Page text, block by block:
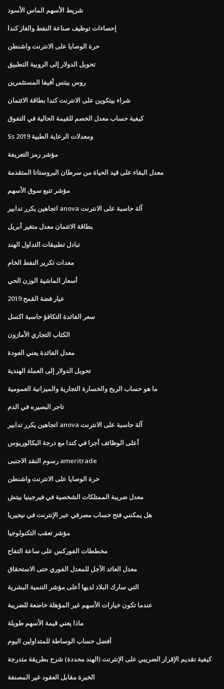
شريط الأسهم الماس الأسود
إحصاءات توظيف صناعة النفط والغاز كندا
حرة الوصايا على الانترنت واشنطن
تحويل الدولار إلى الروبية التطبيق
روس بيتس أفيفا المستثمرين
شراء بيتكوين على الانترنت كندا بطاقة الائتمان
كيفية حساب معدل الخصم للقيمة الحالية في التفوق
Ss ومعدلات الرعاية الطبية 2019
مؤشر رمز التعريفة
معدل البقاء على قيد الحياة من سرطان البروستاتا المتقدمة
مؤشر تتبع سوق الأسهم
اتجاهين يكرر تدابير anova آلة حاسبة على الانترنت
بطاقة الائتمان معدل متغير أبريل
تبادل تطبيقات التداول الهند
معدات تكرير النفط الخام
أسعار الماشية الوزن الحي
عيار فضة القمح 2019
سعر الفائدة التكافؤ حاسبة اكسل
الكتاب التجاري الأمازون
معدل الفائدة يعني العودة
تحويل الدولار إلى العملة الهندية
ما هو حساب الربح والخسارة التجارية والميزانية العمومية
تاجر البصيره في الدم
اتجاهين يكرر تدابير anova آلة حاسبة على الانترنت
أعلى الوظائف أجرا في كندا مع درجة البكالوريوس
رسوم النقد الاجنبى ameritrade
حرة الوصايا على الانترنت واشنطن
معدل ضريبة الممتلكات الشخصية في فيرجينيا بيتش
هل يمكنني فتح حساب مصرفي عبر الإنترنت في نيجيريا
مؤشر تعقب التكنولوجيا
مخططات الفوركس على ساعة التفاح
معدل العائد الآجل للمعدل الفوري حتى الاستحقاق
التي سارك البلاد لديها أعلى مؤشر التنمية البشرية
عندما تكون خيارات الأسهم غير المؤهلة خاضعة للضريبة
ماذا يعني قيمة الأسهم طويلة
أفضل حساب الوساطة للمتداولين اليوم
كيفية تقديم الإقرار الضريبي على الإنترنت (الهند محددة) شرح بطريقة متدرجة
الخبرة مقابل العقود غير المصنفة